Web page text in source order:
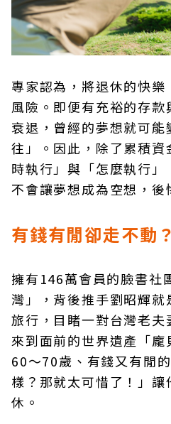
專家認為，將退休的快
風險。即便有充裕的存
衰退，曾經的夢想就可能
往」。因此，除了累積
時執行」與「怎麼執行
不會讓夢想成為空想，後
有錢有閒卻走不動
擁有146萬會員的臉書社
灣」，背後推手劉昭輝
旅行，目睹一對台灣老
來到面前的世界遺產「
60～70歲、有錢又有閒
樣？那就太可惜了！」
休。